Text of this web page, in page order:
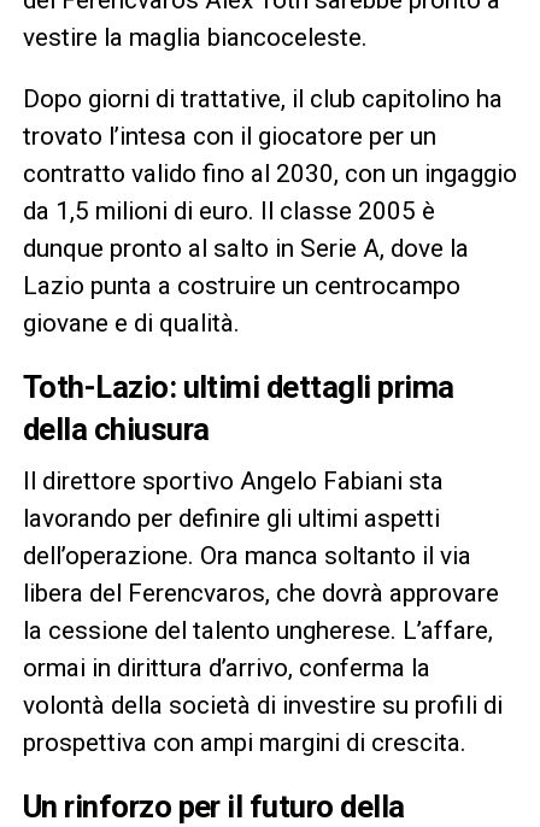
vestire la maglia biancoceleste.
Dopo giorni di trattative, il club capitolino ha
trovato l’intesa con il giocatore per un
contratto valido fino al 2030, con un ingaggio
da 1,5 milioni di euro. Il classe 2005 è
dunque pronto al salto in Serie A, dove la
Lazio punta a costruire un centrocampo
giovane e di qualità.
Toth-Lazio: ultimi dettagli prima
della chiusura
Il direttore sportivo Angelo Fabiani sta
lavorando per definire gli ultimi aspetti
dell’operazione. Ora manca soltanto il via
libera del Ferencvaros, che dovrà approvare
la cessione del talento ungherese. L’affare,
ormai in dirittura d’arrivo, conferma la
volontà della società di investire su profili di
prospettiva con ampi margini di crescita.
Un rinforzo per il futuro della